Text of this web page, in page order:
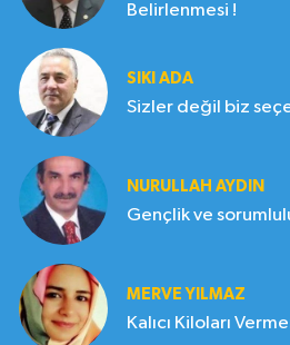
Belirlenmesi !
SIKI ADA
Sizler değil biz
NURULLAH AYDIN
Gençlik ve
MERVE YILMAZ
Kalıcı Kiloları